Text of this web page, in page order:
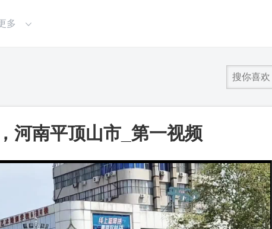
多
河南平顶山市_第一视频